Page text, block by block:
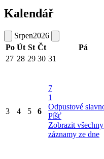
Kalendář
Srpen2026
Po Út St Čt Pá
27 28 29 30 31
3 4 5 6
7
1
Odpustové
Píšť
Zobrazit všechny
záznamy ze dne